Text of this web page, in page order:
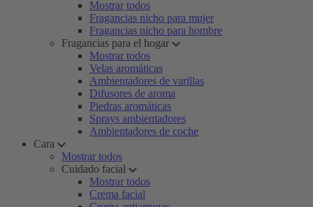
Mostrar todos
Fragancias nicho para mujer
Fragancias nicho para hombre
Fragancias para el hogar
Mostrar todos
Velas aromáticas
Ambientadores de varillas
Difusores de aroma
Piedras aromáticas
Sprays ambientadores
Ambientadores de coche
Cara
Mostrar todos
Cuidado facial
Mostrar todos
Crema facial